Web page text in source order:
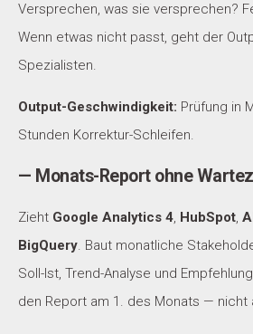
Versprechen, was sie versprechen?
Wenn etwas nicht passt, geht der
Spezialisten.
Output-Geschwindigkeit: Prüfung in
Stunden Korrektur-Schleifen.
— Monats-Report ohne
Zieht Google Analytics 4, HubSpot,
BigQuery. Baut monatliche
Soll-Ist, Trend-Analyse und
den Report am 1. des Monats — nicht